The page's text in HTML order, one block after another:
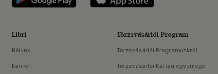
Libri
Rólunk
Karrier
Törzsvásárlói Program
Törzsvásárlói Programunkról
Törzsvásárlói Kártya egyenlege